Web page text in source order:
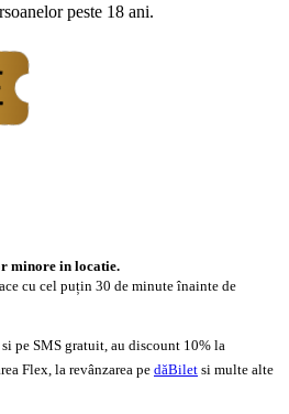
peste 18 ani.
minore in locatie.
cu cel puțin 30 de minute înainte de
pe SMS gratuit, au discount 10% la
Flex, la revânzarea pe dăBilet si multe alte